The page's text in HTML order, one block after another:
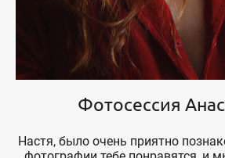
Фотосессия
Настя, было очень приятно